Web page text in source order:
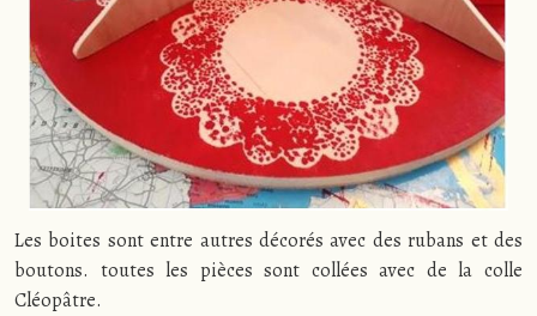
Les boites sont entre autres décorés avec des rubans et des
boutons. toutes les pièces sont collées avec de la colle
Cléopâtre.